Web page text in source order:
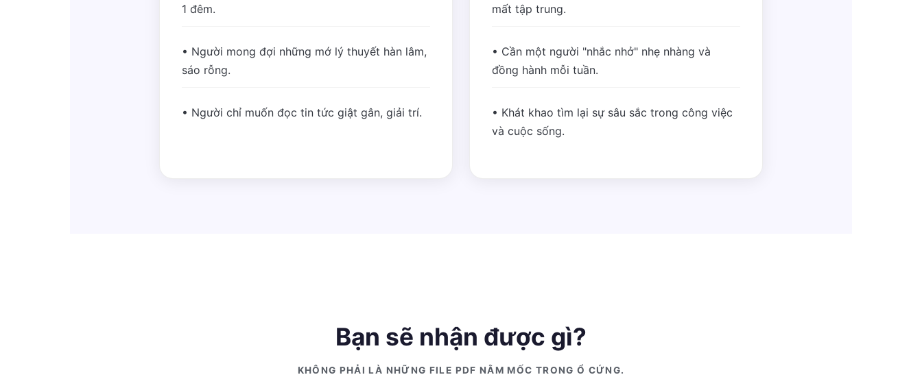
1 đêm.
• Người mong đợi những mớ lý thuyết hàn lâm,
sáo rỗng.
• Người chỉ muốn đọc tin tức giật gân, giải trí.
mất tập trung.
• Cần một người "nhắc nhở" nhẹ nhàng và
đồng hành mỗi tuần.
• Khát khao tìm lại sự sâu sắc trong công việc
và cuộc sống.
Bạn sẽ nhận được gì?
KHÔNG PHẢI LÀ NHỮNG FILE PDF NẰM MỐC TRONG Ổ CỨNG.